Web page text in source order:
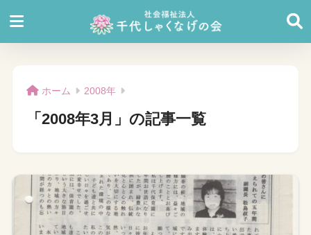
ホーム 2008年
「2008年3月」の記事一覧